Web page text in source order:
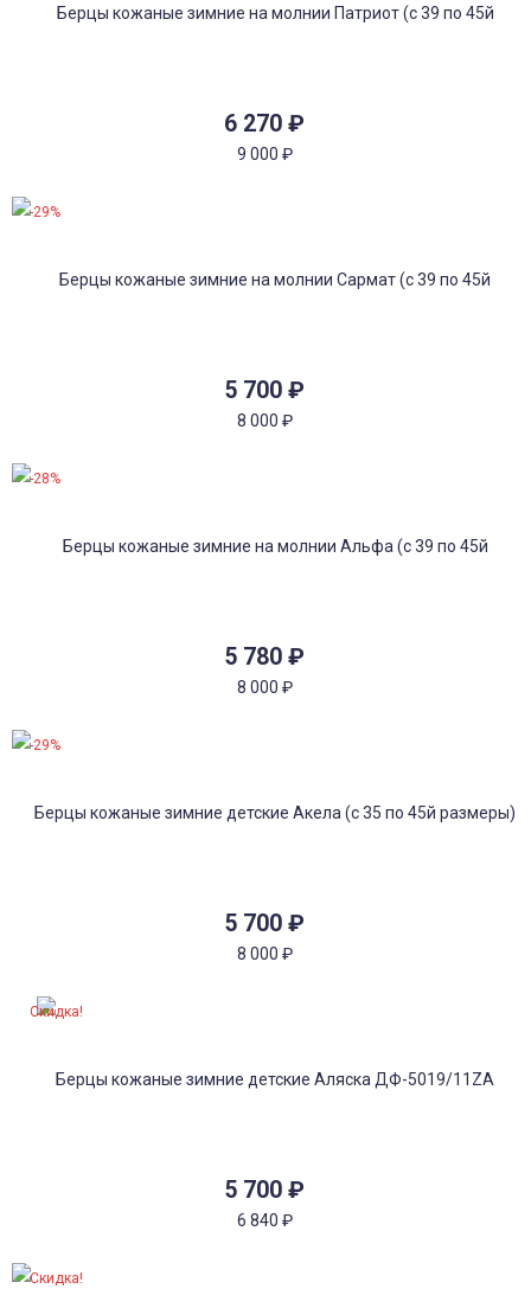
6 270 ₽
9 000 ₽
5 700 ₽
8 000 ₽
-29%
5 780 ₽
8 000 ₽
-28%
5 700 ₽
8 000 ₽
-29%
5 700 ₽
6 840 ₽
Скидка!
Скидка!